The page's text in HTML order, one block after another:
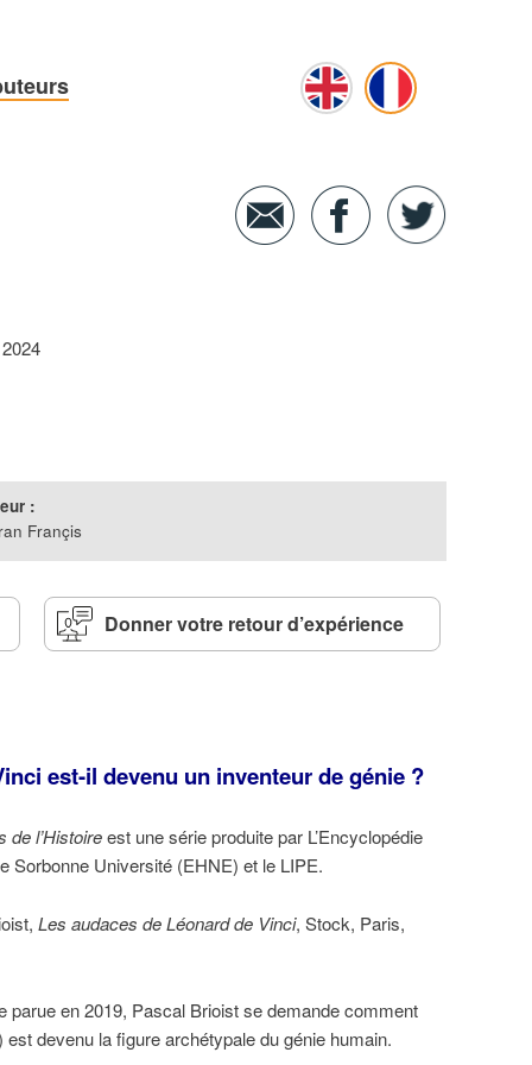
:
Françis
Donner votre retour d’expérience
est-il devenu un inventeur de génie ?
de l’Histoireest une série produite par L’Encyclopédie
Sorbonne Université (EHNE) et le LIPE.
Les audaces de Léonard de Vinci, Stock, Paris,
parue en 2019, Pascal Brioist se demande comment
devenu la figure archétypale du génie humain.